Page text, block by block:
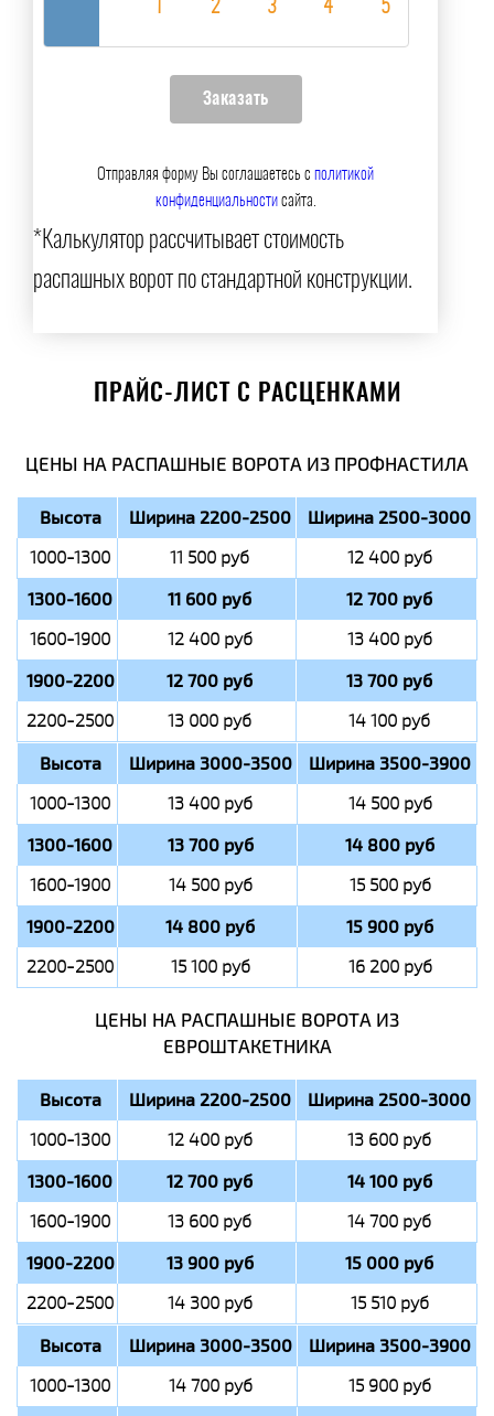
Отправляя форму Вы соглашаетесь сполитикой
конфиденциальностисайта.
*Калькулятор рассчитывает стоимость
распашных ворот по стандартной конструкции.
ПРАЙС-ЛИСТ С РАСЦЕНКАМИ
ЦЕНЫ НА РАСПАШНЫЕ ВОРОТА ИЗ ПРОФНАСТИЛА
Высота Ширина 2200-2500 Ширина 2500-3000
1000-1300 11 500 руб 12 400 руб
1300-1600 11 600 руб 12 700 руб
1600-1900 12 400 руб 13 400 руб
1900-2200 12 700 руб 13 700 руб
2200-2500 13 000 руб 14 100 руб
Высота Ширина 3000-3500 Ширина 3500-3900
1000-1300 13 400 руб 14 500 руб
1300-1600 13 700 руб 14 800 руб
1600-1900 14 500 руб 15 500 руб
1900-2200 14 800 руб 15 900 руб
2200-2500 15 100 руб 16 200 руб
ЦЕНЫ НА РАСПАШНЫЕ ВОРОТА ИЗ
ЕВРОШТАКЕТНИКА
Высота Ширина 2200-2500 Ширина 2500-3000
1000-1300 12 400 руб 13 600 руб
1300-1600 12 700 руб 14 100 руб
1600-1900 13 600 руб 14 700 руб
1900-2200 13 900 руб 15 000 руб
2200-2500 14 300 руб 15 510 руб
Высота Ширина 3000-3500 Ширина 3500-3900
1000-1300 14 700 руб 15 900 руб